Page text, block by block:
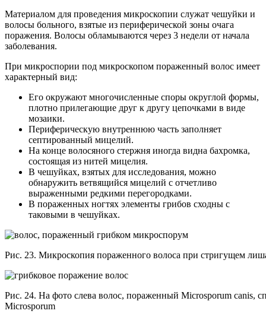
Материалом для проведения микроскопии служат чешуйки и
волосы больного, взятые из периферической зоны очага
поражения. Волосы обламываются через 3 недели от начала
заболевания.
При микроспории под микроскопом пораженный волос имеет
характерный вид:
Его окружают многочисленные споры округлой формы,
плотно прилегающие друг к другу цепочками в виде
мозаики.
Периферическую внутреннюю часть заполняет
септированный мицелий.
На конце волосяного стержня иногда видна бахромка,
состоящая из нитей мицелия.
В чешуйках, взятых для исследования, можно
обнаружить ветвящийся мицелий с отчетливо
выраженными редкими перегородками.
В пораженных ногтях элементы грибов сходны с
таковыми в чешуйках.
Рис. 23. Микроскопия пораженного волоса при стригущем
Рис. 24. На фото слева волос, пораженный Microsporum canis,
Microsporum